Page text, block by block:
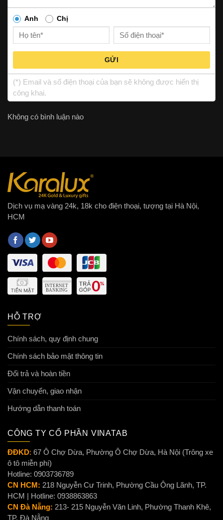
Anh Chị
GỬI
(*) Email và số điện thoại của bạn sẽ không được hiển thị
công khai.
Không có bình luận nào
Dịch vụ mạ vàng 24k, 18k cho điện thoại, tượng tại Hà Nội,
HCM
HỖ TRỢ
Chính sách, quy định chung
Chính sách bảo mật thông tin
Đổi trả và hoàn tiền
Vận chuyển, giao nhận
Hướng dẫn thanh toán
CÔNG TY CỔ PHẦN VINATAB
ĐĐKD: 67 Ô Chợ Dừa, Phường Ô Chợ Dừa, Hà Nội (Trông xe
ô tô miễn phí)
Hotline: 0903736789
CN HCM: 218 Nguyễn Cư Trinh, Phường Cầu Ông Lãnh, TP.
HCM | Hotline: 0938863863
CN Đà Nẵng: 213- 215 Nguyễn Văn Linh, Phường Thanh Khê,
TP. Đà Nẵng